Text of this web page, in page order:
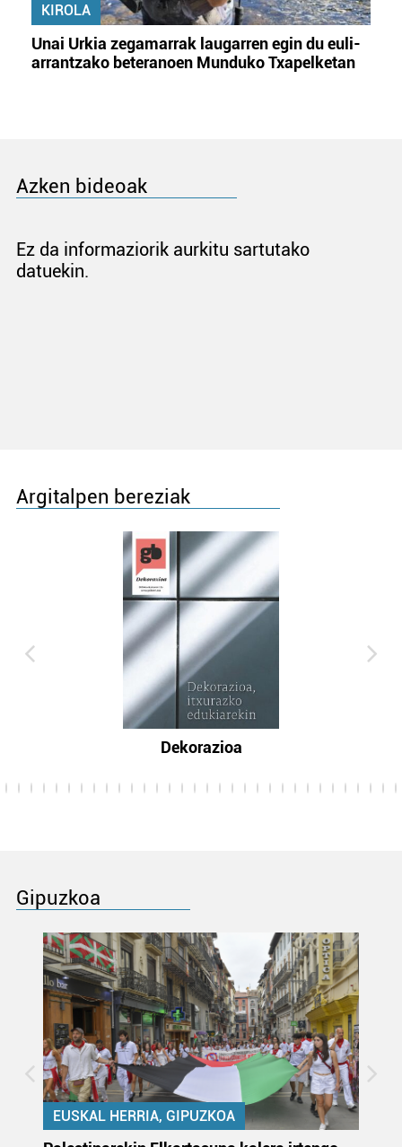
KIROLA
Unai Urkia zegamarrak laugarren egin du euli-
arrantzako beteranoen Munduko Txapelketan
Azken bideoak
Ez da informaziorik aurkitu sartutako
datuekin.
Argitalpen bereziak
Dekorazioa
Gipuzkoa
EUSKAL HERRIA, GIPUZKOA